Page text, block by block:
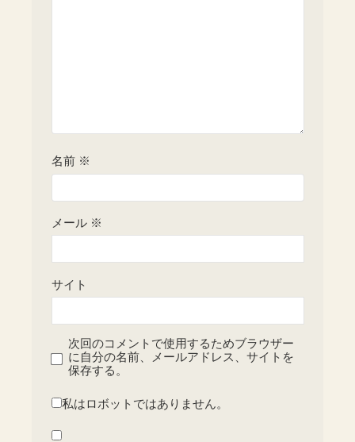
名前 ※
メール ※
サイト
次回のコメントで使用するためブラウザー
に自分の名前、メールアドレス、サイトを
保存する。
私はロボットではありません。